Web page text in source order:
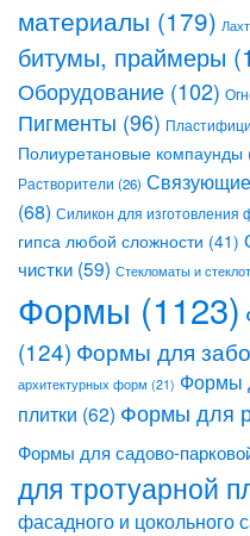
материалы (179)
битумы, праймеры
Оборудование (102)
Пигменты (96)
Полиуретановые компаунды
Растворители (26)
(68) Силикон для изготовления
гипса любой сложности (41)
чистки (59) Стекломаты и
Формы (1123)
(124) Формы для
архитектурных форм (21) Формы
плитки (62) Формы для
Формы для садово-
для тротуарной
фасадного и цокольного